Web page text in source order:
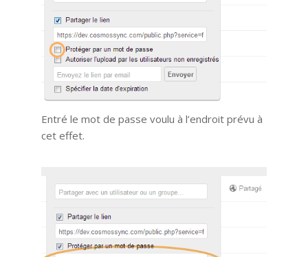
Entré le mot de passe voulu à l’endroit prévu à
cet effet.